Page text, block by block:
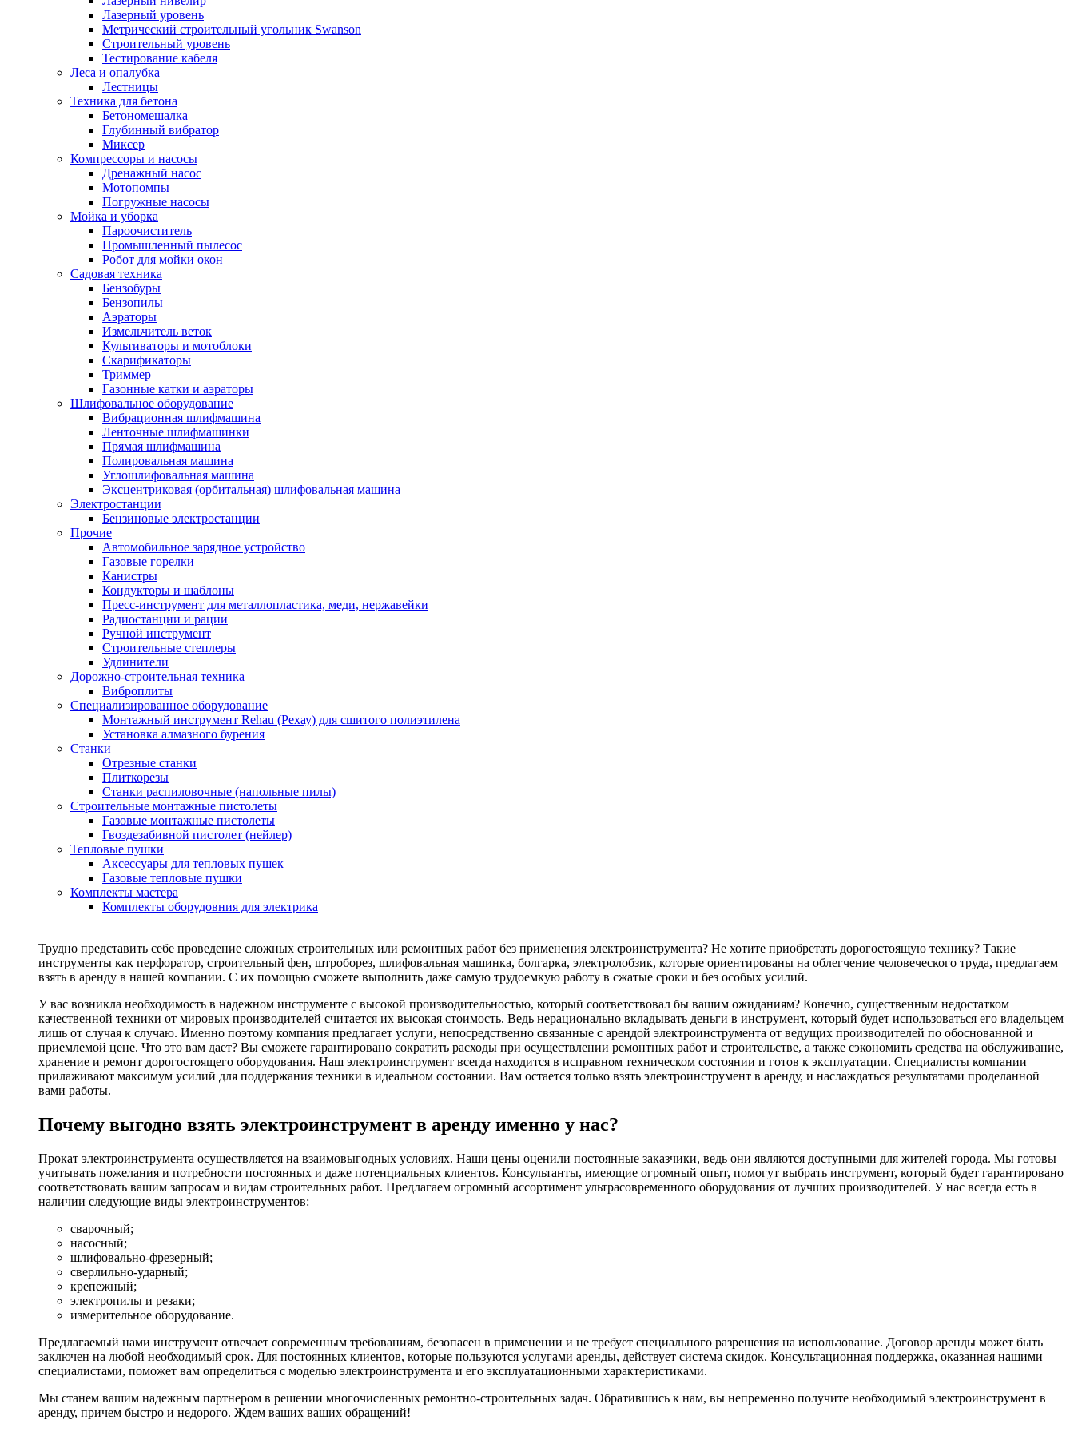
Лазерный уровень
Метрический строительный угольник Swanson
Строительный уровень
Тестирование кабеля
Леса и опалубка
Лестницы
Техника для бетона
Бетономешалка
Глубинный вибратор
Миксер
Компрессоры и насосы
Дренажный насос
Мотопомпы
Погружные насосы
Мойка и уборка
Пароочиститель
Промышленный пылесос
Робот для мойки окон
Садовая техника
Бензобуры
Бензопилы
Аэраторы
Измельчитель веток
Культиваторы и мотоблоки
Скарификаторы
Триммер
Газонные катки и аэраторы
Шлифовальное оборудование
Вибрационная шлифмашина
Ленточные шлифмашинки
Прямая шлифмашина
Полировальная машина
Углошлифовальная машина
Эксцентриковая (орбитальная) шлифовальная машина
Электростанции
Бензиновые электростанции
Прочие
Автомобильное зарядное устройство
Газовые горелки
Канистры
Кондукторы и шаблоны
Пресс-инструмент для металлопластика, меди, нержавейки
Радиостанции и рации
Ручной инструмент
Строительные степлеры
Удлинители
Дорожно-строительная техника
Виброплиты
Специализированное оборудование
Монтажный инструмент Rehau (Рехау) для сшитого полиэтилена
Установка алмазного бурения
Станки
Отрезные станки
Плиткорезы
Станки распиловочные (напольные пилы)
Строительные монтажные пистолеты
Газовые монтажные пистолеты
Гвоздезабивной пистолет (нейлер)
Тепловые пушки
Аксессуары для тепловых пушек
Газовые тепловые пушки
Комплекты мастера
Комплекты оборудовния для электрика
Трудно представить себе проведение сложных строительных или ремонтных работ без применения электроинструмента? Не хотите приобретать дорогостоящую технику? Такие
инструменты как перфоратор, строительный фен, штроборез, шлифовальная машинка, болгарка, электролобзик, которые ориентированы на облегчение человеческого труда, предлагаем
взять в аренду в нашей компании. С их помощью сможете выполнить даже самую трудоемкую работу в сжатые сроки и без особых усилий.
У вас возникла необходимость в надежном инструменте с высокой производительностью, который соответствовал бы вашим ожиданиям? Конечно, существенным недостатком
качественной техники от мировых производителей считается их высокая стоимость. Ведь нерационально вкладывать деньги в инструмент, который будет использоваться его владельцем
лишь от случая к случаю. Именно поэтому компания предлагает услуги, непосредственно связанные с арендой электроинструмента от ведущих производителей по обоснованной и
приемлемой цене. Что это вам дает? Вы сможете гарантировано сократить расходы при осуществлении ремонтных работ и строительстве, а также сэкономить средства на обслуживание,
хранение и ремонт дорогостоящего оборудования. Наш электроинструмент всегда находится в исправном техническом состоянии и готов к эксплуатации. Специалисты компании
прилаживают максимум усилий для поддержания техники в идеальном состоянии. Вам остается только взять электроинструмент в аренду, и наслаждаться результатами проделанной
вами работы.
Почему выгодно взять электроинструмент в аренду именно у нас?
Прокат электроинструмента осуществляется на взаимовыгодных условиях. Наши цены оценили постоянные заказчики, ведь они являются доступными для жителей города. Мы готовы
учитывать пожелания и потребности постоянных и даже потенциальных клиентов. Консультанты, имеющие огромный опыт, помогут выбрать инструмент, который будет гарантировано
соответствовать вашим запросам и видам строительных работ. Предлагаем огромный ассортимент ультрасовременного оборудования от лучших производителей. У нас всегда есть в
наличии следующие виды электроинструментов:
сварочный;
насосный;
шлифовально-фрезерный;
сверлильно-ударный;
крепежный;
электропилы и резаки;
измерительное оборудование.
Предлагаемый нами инструмент отвечает современным требованиям, безопасен в применении и не требует специального разрешения на использование. Договор аренды может быть
заключен на любой необходимый срок. Для постоянных клиентов, которые пользуются услугами аренды, действует система скидок. Консультационная поддержка, оказанная нашими
специалистами, поможет вам определиться с моделью электроинструмента и его эксплуатационными характеристиками.
Мы станем вашим надежным партнером в решении многочисленных ремонтно-строительных задач. Обратившись к нам, вы непременно получите необходимый электроинструмент в
аренду, причем быстро и недорого. Ждем ваших ваших обращений!